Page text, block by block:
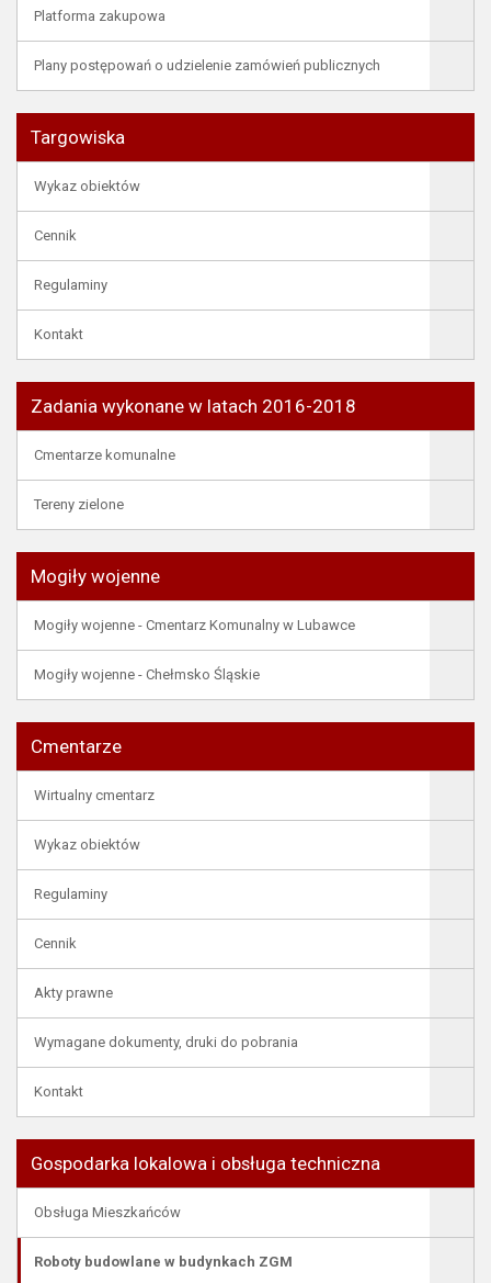
Platforma zakupowa
Plany postępowań o udzielenie zamówień publicznych
Targowiska
Wykaz obiektów
Cennik
Regulaminy
Kontakt
Zadania wykonane w latach 2016-2018
Cmentarze komunalne
Tereny zielone
Mogiły wojenne
Mogiły wojenne - Cmentarz Komunalny w Lubawce
Mogiły wojenne - Chełmsko Śląskie
Cmentarze
Wirtualny cmentarz
Wykaz obiektów
Regulaminy
Cennik
Akty prawne
Wymagane dokumenty, druki do pobrania
Kontakt
Gospodarka lokalowa i obsługa techniczna
Obsługa Mieszkańców
Roboty budowlane w budynkach ZGM